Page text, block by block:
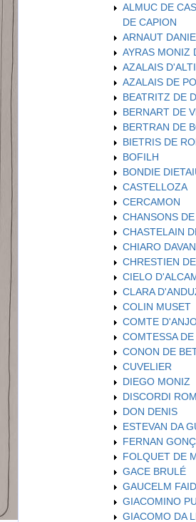
ALMUC DE
DE CAPION
ARNAUT
AYRAS MONIZ
AZALAIS
AZALAIS DE
BEATRITZ DE
BERNART DE
BERTRAN DE
BIETRIS DE
BOFILH
BONDIE
CASTELLOZA
CERCAMON
CHANSONS
CHASTELAIN
CHIARO
CHRESTIEN
CIELO
CLARA
COLIN MUSET
COMTE
COMTESSA
CONON DE
CUVELIER
DIEGO MONIZ
DISCORDI
DON DENIS
ESTEVAN DA
FERNAN
FOLQUET DE
GACE BRULÉ
GAUCELM
GIACOMINO
GIACOMO DA